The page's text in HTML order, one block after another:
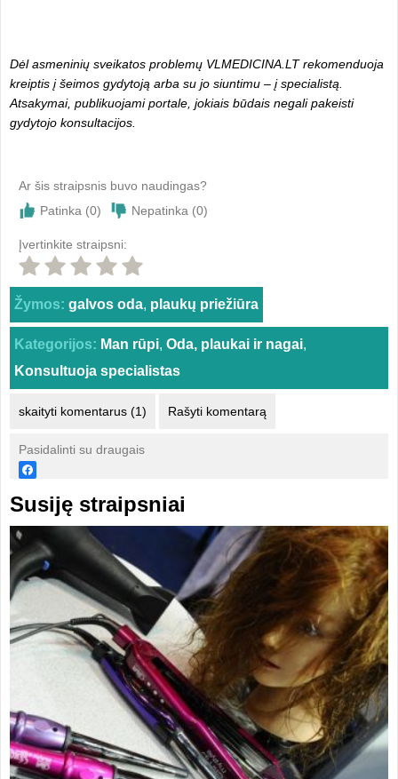
Dėl asmeninių sveikatos problemų VLMEDICINA.LT rekomenduoja
kreiptis į šeimos gydytoją arba su jo siuntimu – į specialistą.
Atsakymai, publikuojami portale, jokiais būdais negali pakeisti
gydytojo konsultacijos.
Ar šis straipsnis buvo naudingas?
Patinka (0) Nepatinka (0)
Įvertinkite straipsni:
Žymos: galvos oda, plaukų priežiūra
Kategorijos: Man rūpi, Oda, plaukai ir nagai,
Konsultuoja specialistas
skaityti komentarus (1) Rašyti komentarą
Pasidalinti su draugais
Susiję straipsniai